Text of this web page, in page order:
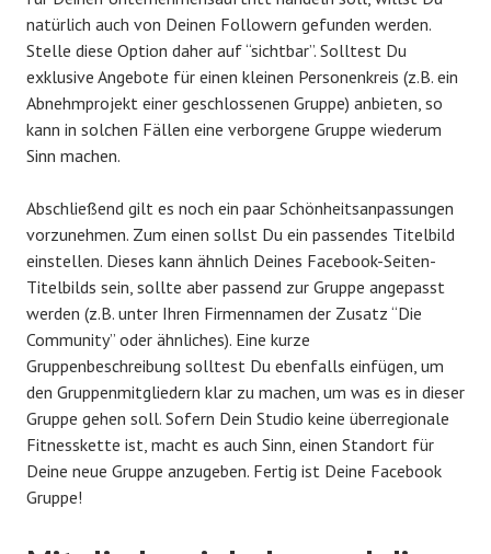
natürlich auch von Deinen Followern gefunden werden.
Stelle diese Option daher auf “sichtbar”. Solltest Du
exklusive Angebote für einen kleinen Personenkreis (z.B. ein
Abnehmprojekt einer geschlossenen Gruppe) anbieten, so
kann in solchen Fällen eine verborgene Gruppe wiederum
Sinn machen.
Abschließend gilt es noch ein paar Schönheitsanpassungen
vorzunehmen. Zum einen sollst Du ein passendes Titelbild
einstellen. Dieses kann ähnlich Deines Facebook-Seiten-
Titelbilds sein, sollte aber passend zur Gruppe angepasst
werden (z.B. unter Ihren Firmennamen der Zusatz “Die
Community” oder ähnliches). Eine kurze
Gruppenbeschreibung solltest Du ebenfalls einfügen, um
den Gruppenmitgliedern klar zu machen, um was es in dieser
Gruppe gehen soll. Sofern Dein Studio keine überregionale
Fitnesskette ist, macht es auch Sinn, einen Standort für
Deine neue Gruppe anzugeben. Fertig ist Deine Facebook
Gruppe!